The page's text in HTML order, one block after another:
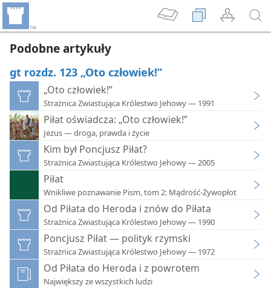
Podobne artykuły
gt rozdz. 123 „Oto człowiek!”
„Oto człowiek!”
Strażnica Zwiastująca Królestwo Jehowy — 1991
Piłat oświadcza: „Oto człowiek!”
Jezus — droga, prawda i życie
Kim był Poncjusz Piłat?
Strażnica Zwiastująca Królestwo Jehowy — 2005
Piłat
Wnikliwe poznawanie Pism, tom 2: Mądrość-Żywopłot
Od Piłata do Heroda i znów do Piłata
Strażnica Zwiastująca Królestwo Jehowy — 1990
Poncjusz Piłat — polityk rzymski
Strażnica Zwiastująca Królestwo Jehowy — 1972
Od Piłata do Heroda i z powrotem
Największy ze wszystkich ludzi